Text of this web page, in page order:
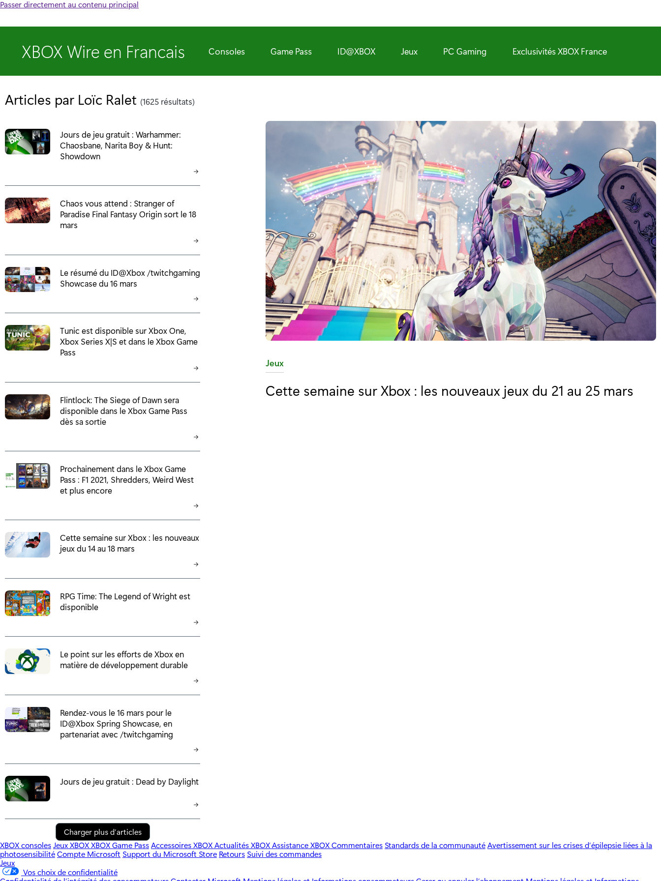
Passer directement au contenu principal
XBOX Wire en Francais Consoles Game Pass ID@XBOX Jeux PC Gaming Exclusivités XBOX France
Articles par Loïc Ralet (1625 résultats)
C
t
Jeux
Cette semaine sur Xbox : les nouveaux jeux du 21 au 25 mars
Jours de jeu gratuit : Warhammer:
Chaosbane, Narita Boy & Hunt:
Showdown
Chaos vous attend : Stranger of
Paradise Final Fantasy Origin sort le 18
mars
Le résumé du ID@Xbox /twitchgaming
Showcase du 16 mars
Tunic est disponible sur Xbox One,
Xbox Series X|S et dans le Xbox Game
Pass
Flintlock: The Siege of Dawn sera
disponible dans le Xbox Game Pass
dès sa sortie
Prochainement dans le Xbox Game
Pass : F1 2021, Shredders, Weird West
et plus encore
Cette semaine sur Xbox : les nouveaux
jeux du 14 au 18 mars
RPG Time: The Legend of Wright est
disponible
Le point sur les efforts de Xbox en
matière de développement durable
Rendez-vous le 16 mars pour le
ID@Xbox Spring Showcase, en
partenariat avec /twitchgaming
Jours de jeu gratuit : Dead by Daylight
Charger plus d’articles
XBOX consolesJeux XBOXXBOX Game PassAccessoires XBOXActualités XBOXAssistance XBOXCommentaires Standards de la communautéAvertissement sur les crises d’épilepsie liées à la
photosensibilitéCompte Microsoft Support du Microsoft Store Retours Suivi des commandes
Jeux
Vos choix de confidentialité